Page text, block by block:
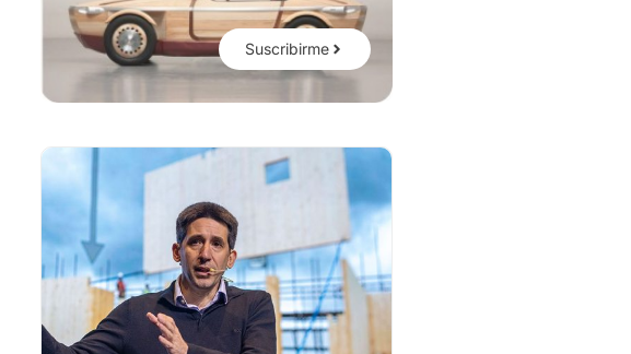
Suscribirme